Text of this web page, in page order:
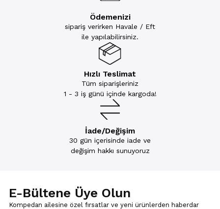
Ödemenizi
sipariş verirken Havale / Eft
ile yapılabilirsiniz.
Hızlı Teslimat
Tüm siparişleriniz
1 - 3 iş günü içinde kargoda!
İade/Değişim
30 gün içerisinde iade ve
değişim hakkı sunuyoruz
E-Bültene Üye Olun
Kompedan ailesine özel fırsatlar ve yeni ürünlerden haberdar